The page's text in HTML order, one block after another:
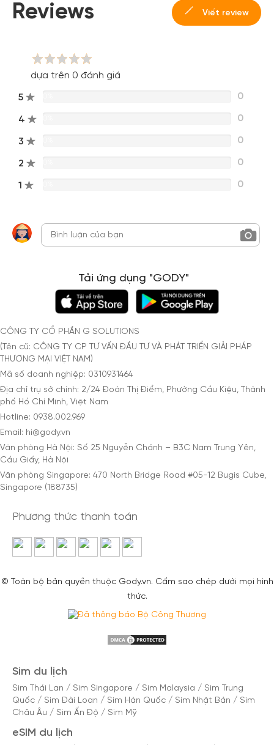
Reviews Viết review
dựa trên 0 đánh giá
5 0
4 0
3 0
2 0
1 0
Tải ứng dụng "GODY"
CÔNG TY CỔ PHẦN G SOLUTIONS
(Tên cũ: CÔNG TY CP TƯ VẤN ĐẦU TƯ VÀ PHÁT TRIỂN GIẢI PHÁP
THƯƠNG MẠI VIỆT NAM)
Mã số doanh nghiệp: 0310931464
Địa chỉ trụ sở chính: 2/24 Đoàn Thị Điểm, Phường Cầu Kiệu, Thành
phố Hồ Chí Minh, Việt Nam
Hotline: 0938.002.969
Email: hi@gody.vn
Văn phòng Hà Nội: Số 25 Nguyễn Chánh – B3C Nam Trung Yên,
Cầu Giấy, Hà Nội
Văn phòng Singapore: 470 North Bridge Road #05-12 Bugis Cube,
Singapore (188735)
Phương thức thanh toán
© Toàn bộ bản quyền thuộc Gody.vn. Cấm sao chép dưới mọi hình
thức.
Sim du lịch
Sim Thái Lan / Sim Singapore / Sim Malaysia / Sim Trung
Quốc / Sim Đài Loan / Sim Hàn Quốc / Sim Nhật Bản / Sim
Châu Âu / Sim Ấn Độ / Sim Mỹ
eSIM du lịch